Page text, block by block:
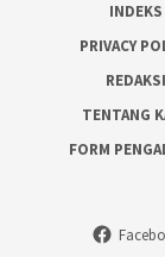
INDEKS
PRIVACY
REDAKSI
TENTANG
FORM